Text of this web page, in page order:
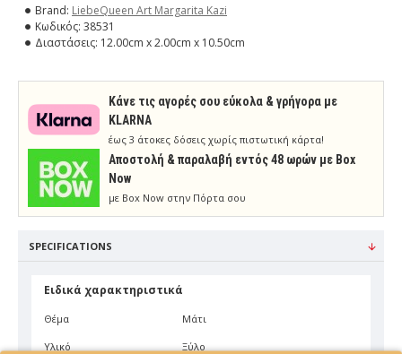
Brand: LiebeQueen Art Margarita Kazi
Κωδικός: 38531
Διαστάσεις: 12.00cm x 2.00cm x 10.50cm
Κάνε τις αγορές σου εύκολα & γρήγορα με
KLARNA
έως 3 άτοκες δόσεις χωρίς πιστωτική κάρτα!
Aποστολή & παραλαβή εντός 48 ωρών με Box
Now
με Box Now στην Πόρτα σου
SPECIFICATIONS
Ειδικά χαρακτηριστικά
Θέμα Μάτι
Υλικό Ξύλο